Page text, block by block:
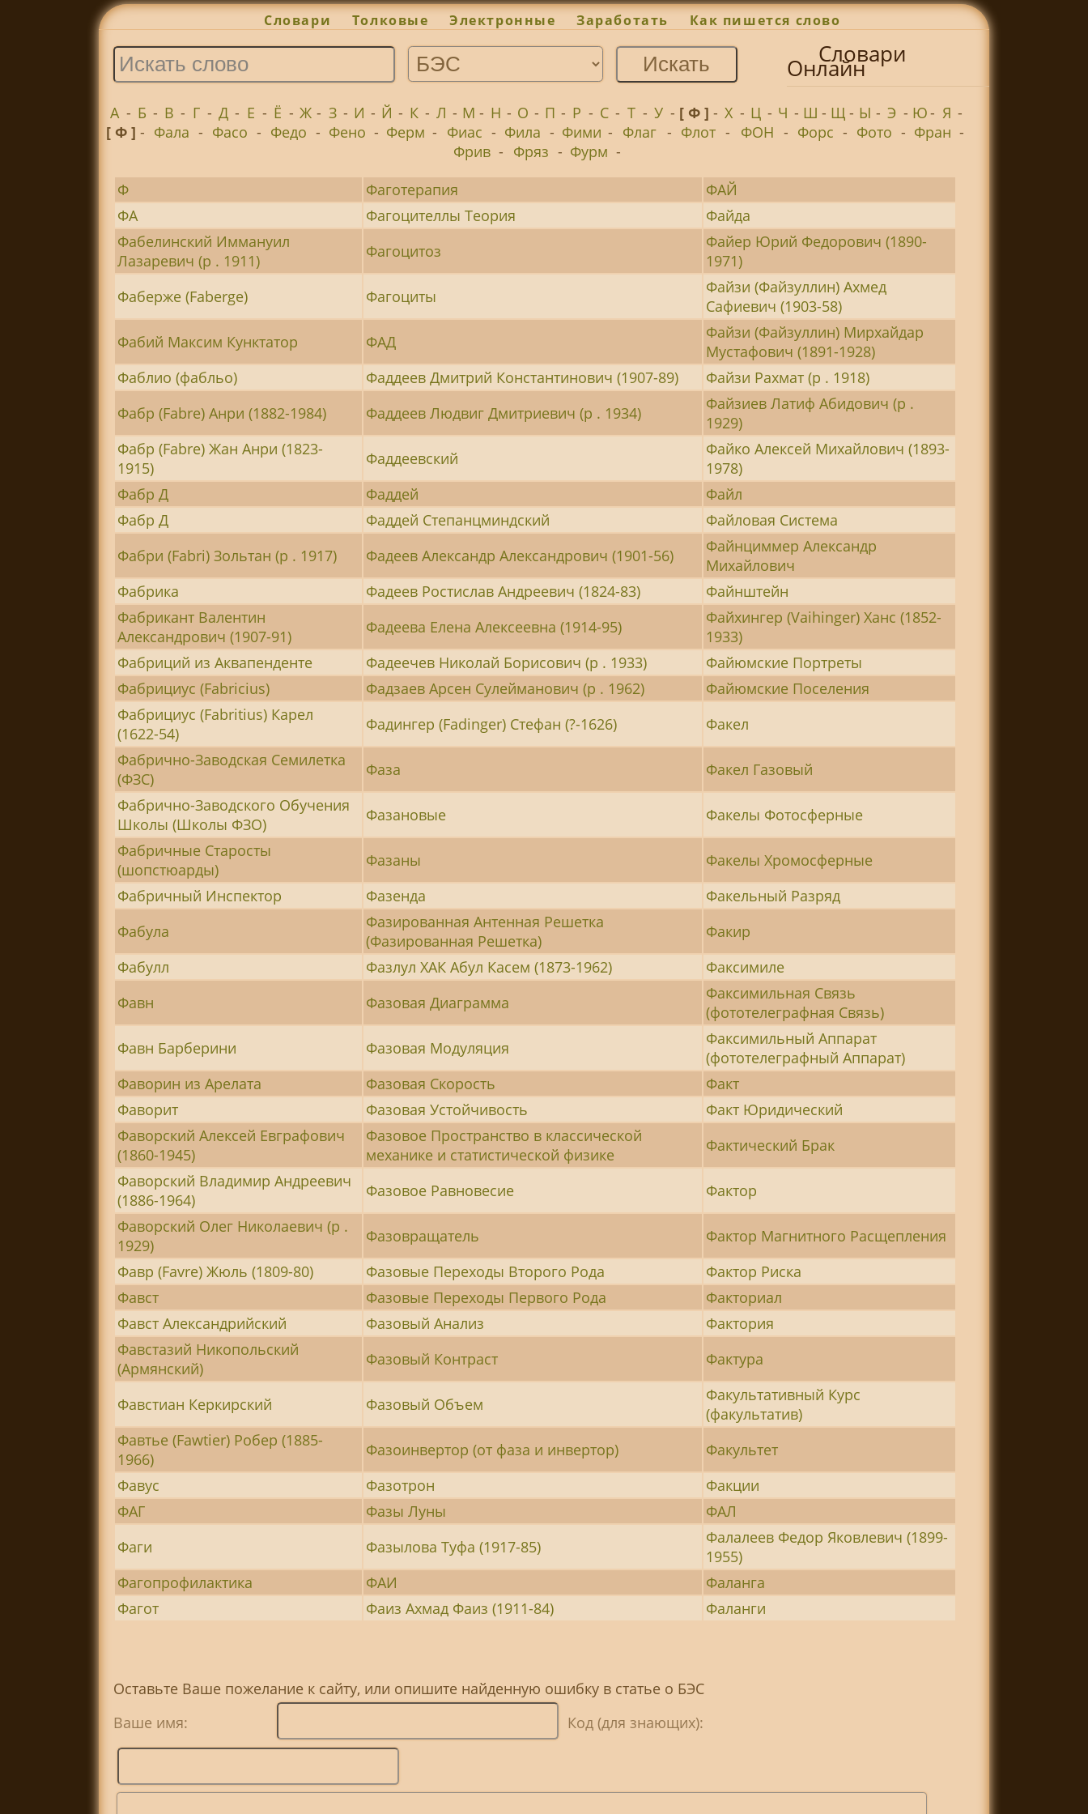
Словари Толковые Электронные Заработать Как пишется слово
Словари
Онлайн
А - Б - В - Г - Д - Е - Ё - Ж - З - И - Й - К - Л - М - Н - О - П - Р - С - Т - У - [ Ф ] - Х - Ц - Ч - Ш - Щ- Ы - Э - Ю- Я -
[ Ф ] - Фала - Фасо - Федо - Фено - Ферм - Фиас - Фила - Фими - Флаг - Флот - ФОН - Форс - Фото - Фран -
Фрив - Фряз - Фурм -
Ф
Фаготерапия
ФАЙ
ФА
Фагоцителлы Теория
Файда
Фабелинский Иммануил
Лазаревич (р . 1911)
Фагоцитоз
Файер Юрий Федорович (1890-
1971)
Фаберже (Faberge)
Фагоциты
Файзи (Файзуллин) Ахмед
Сафиевич (1903-58)
Фабий Максим Кунктатор
ФАД
Файзи (Файзуллин) Мирхайдар
Мустафович (1891-1928)
Фаблио (фабльо)
Фаддеев Дмитрий Константинович (1907-89)
Файзи Рахмат (р . 1918)
Фабр (Fabre) Анри (1882-1984)
Фаддеев Людвиг Дмитриевич (р . 1934)
Файзиев Латиф Абидович (р .
1929)
Фабр (Fabre) Жан Анри (1823-
1915)
Фаддеевский
Файко Алексей Михайлович (1893-
1978)
Фабр Д
Фаддей
Файл
Фабр Д
Фаддей Степанцминдский
Файловая Система
Фабри (Fabri) Зольтан (р . 1917)
Фадеев Александр Александрович (1901-56)
Файнциммер Александр
Михайлович
Фабрика
Фадеев Ростислав Андреевич (1824-83)
Файнштейн
Фабрикант Валентин
Александрович (1907-91)
Фадеева Елена Алексеевна (1914-95)
Файхингер (Vaihinger) Ханс (1852-
1933)
Фабриций из Аквапенденте
Фадеечев Николай Борисович (р . 1933)
Файюмские Портреты
Фабрициус (Fabricius)
Фадзаев Арсен Сулейманович (р . 1962)
Файюмские Поселения
Фабрициус (Fabritius) Карел
(1622-54)
Фадингер (Fadinger) Стефан (?-1626)
Факел
Фабрично-Заводская Семилетка
(ФЗС)
Фаза
Факел Газовый
Фабрично-Заводского Обучения
Школы (Школы ФЗО)
Фазановые
Факелы Фотосферные
Фабричные Старосты
(шопстюарды)
Фазаны
Факелы Хромосферные
Фабричный Инспектор
Фазенда
Факельный Разряд
Фабула
Фазированная Антенная Решетка
(Фазированная Решетка)
Факир
Фабулл
Фазлул ХАК Абул Касем (1873-1962)
Факсимиле
Фавн
Фазовая Диаграмма
Факсимильная Связь
(фототелеграфная Связь)
Фавн Барберини
Фазовая Модуляция
Факсимильный Аппарат
(фототелеграфный Аппарат)
Фаворин из Арелата
Фазовая Скорость
Факт
Фаворит
Фазовая Устойчивость
Факт Юридический
Фаворский Алексей Евграфович
(1860-1945)
Фазовое Пространство в классической
механике и статистической физике
Фактический Брак
Фаворский Владимир Андреевич
(1886-1964)
Фазовое Равновесие
Фактор
Фаворский Олег Николаевич (р .
1929)
Фазовращатель
Фактор Магнитного Расщепления
Фавр (Favre) Жюль (1809-80)
Фазовые Переходы Второго Рода
Фактор Риска
Фавст
Фазовые Переходы Первого Рода
Факториал
Фавст Александрийский
Фазовый Анализ
Фактория
Фавстазий Никопольский
(Армянский)
Фазовый Контраст Фактура
Фавстиан Керкирский Фазовый Объем
Факультативный Курс
(факультатив)
Фавтье (Fawtier) Робер (1885-
1966)
Фазоинвертор (от фаза и инвертор)
Факультет
Фавус
Фазотрон
Факции
ФАГ
Фазы Луны
ФАЛ
Фаги
Фазылова Туфа (1917-85)
Фалалеев Федор Яковлевич (1899-
1955)
Фагопрофилактика
ФАИ
Фаланга
Фагот
Фаиз Ахмад Фаиз (1911-84) Фаланги
Оставьте Ваше пожелание к сайту, или опишите найденную ошибку в статье о БЭС
Ваше имя:
Код (для знающих):